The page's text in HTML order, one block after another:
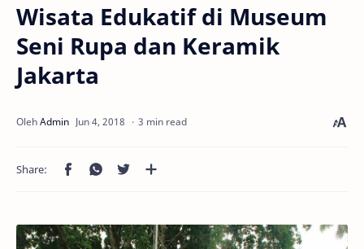
Wisata Edukatif di Museum
Seni Rupa dan Keramik
Jakarta
3 min read